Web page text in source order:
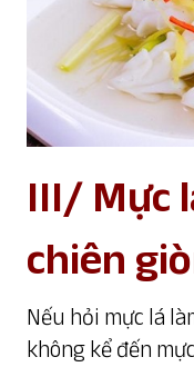
III/ Mực
chiên
Nếu hỏi mực lá
không kể đến